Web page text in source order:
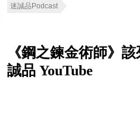
迷誠品Podcast
《鋼之鍊金術師》
誠品 YouTube